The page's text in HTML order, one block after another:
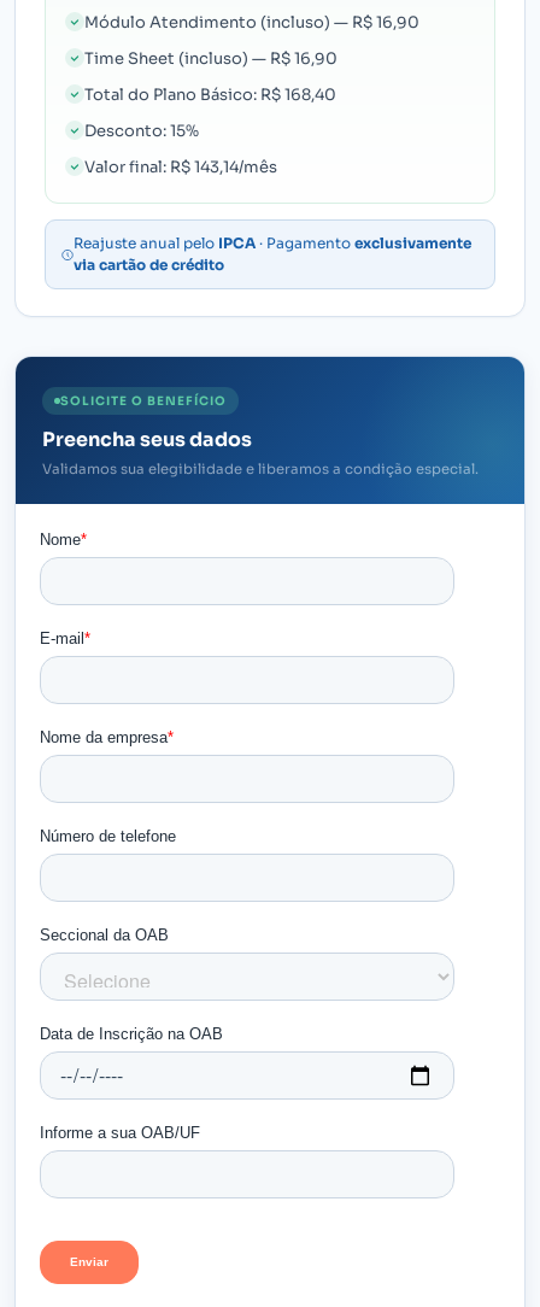
Módulo Atendimento (incluso) — R$ 16,90
Time Sheet (incluso) — R$ 16,90
Total do Plano Básico: R$ 168,40
Desconto: 15%
Valor final: R$ 143,14/mês
Reajuste anual pelo IPCA· Pagamento exclusivamente
via cartão de crédito
SOLICITE O BENEFÍCIO
Preencha seus dados
Validamos sua elegibilidade e liberamos a condição especial.